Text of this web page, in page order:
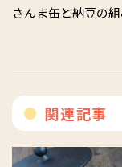
さんま缶と納豆の
関連記事